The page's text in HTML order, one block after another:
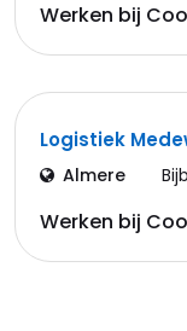
Werken bij
Logistiek
Almere
Werken bij